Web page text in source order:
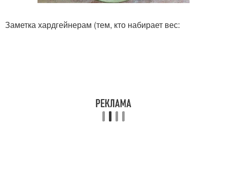
Заметка хардгейнерам (тем, кто набирает вес: